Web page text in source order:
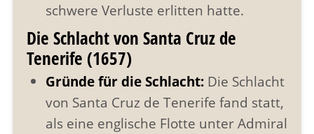
schwere Verluste erlitten hatte.
Die Schlacht von Santa Cruz de
Tenerife (1657)
Gründe für die Schlacht:Die Schlacht
von Santa Cruz de Tenerife fand statt,
als eine englische Flotte unter Admiral